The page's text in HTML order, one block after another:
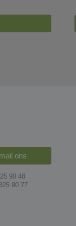
mail ons
90 48
90 77